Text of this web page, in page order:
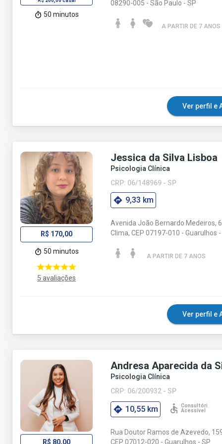
50 minutos
08290-005 - São Paulo - SP
A PARTIR DE 7 ANOS
Ver perfil e
R$ 170,00
50 minutos
5 avaliações
Jessica da Silva Lisboa
Psicologia Clínica
CRP: 06/148969 - SP
9,33 km
Avenida João Bernardo Medeiros,
Clima, CEP 07197-010 - Guarulhos -
A PARTIR DE 7 ANOS
Ver perfil e
R$ 80,00
Andresa Aparecida da
Psicologia Clínica
CRP: 06/200932 - SP
10,55 km
Rua Doutor Ramos de Azevedo,
CEP 07012-020 - Guarulhos - SP